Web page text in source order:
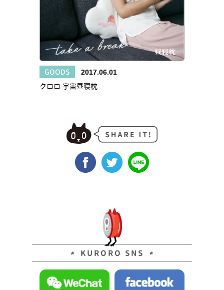
GOODS 2017.06.01
クロロ 宇宙昼寝枕
KURORO SNS